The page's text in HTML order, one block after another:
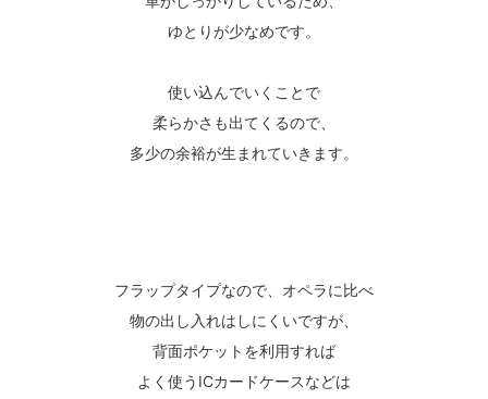
ゆとりが少なめです。
使い込んでいくことで
柔らかさも出てくるので、
多少の余裕が生まれていきます。
フラップタイプなので、オペラに比べ
物の出し入れはしにくいですが、
背面ポケットを利用すれば
よく使うICカードケースなどは